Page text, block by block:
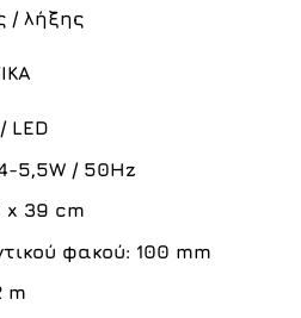
/ λήξης
LED
5,5W / 50Hz
x 39 cm
φακού: 100 mm
m